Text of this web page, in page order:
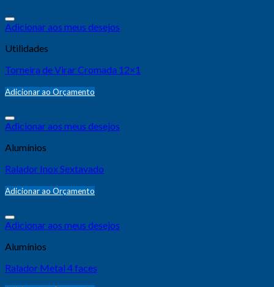
Adicionar aos meus desejos
Utilidades
Torneira de Virar Cromada 12×1
Adicionar ao Orçamento
Adicionar aos meus desejos
Alumínios
Ralador Inox Sextavado
Adicionar ao Orçamento
Adicionar aos meus desejos
Alumínios
Ralador Metal 4 faces